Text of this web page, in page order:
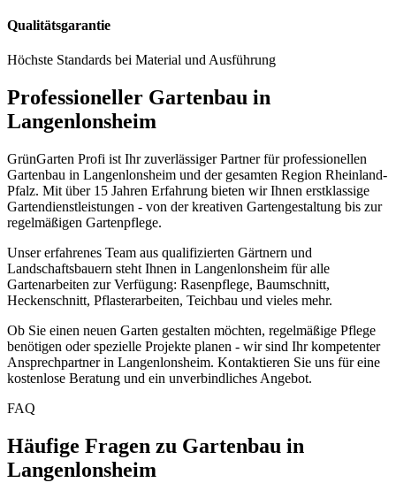
Qualitätsgarantie
Höchste Standards bei Material und Ausführung
Professioneller Gartenbau in
Langenlonsheim
GrünGarten Profi ist Ihr zuverlässiger Partner für professionellen
Gartenbau in Langenlonsheim und der gesamten Region Rheinland-
Pfalz. Mit über 15 Jahren Erfahrung bieten wir Ihnen erstklassige
Gartendienstleistungen - von der kreativen Gartengestaltung bis zur
regelmäßigen Gartenpflege.
Unser erfahrenes Team aus qualifizierten Gärtnern und
Landschaftsbauern steht Ihnen in Langenlonsheim für alle
Gartenarbeiten zur Verfügung: Rasenpflege, Baumschnitt,
Heckenschnitt, Pflasterarbeiten, Teichbau und vieles mehr.
Ob Sie einen neuen Garten gestalten möchten, regelmäßige Pflege
benötigen oder spezielle Projekte planen - wir sind Ihr kompetenter
Ansprechpartner in Langenlonsheim. Kontaktieren Sie uns für eine
kostenlose Beratung und ein unverbindliches Angebot.
FAQ
Häufige Fragen zu Gartenbau in
Langenlonsheim